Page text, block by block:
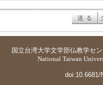
国立台湾大学文学部仏教学セ
National Taiwan
doi:10.6681/